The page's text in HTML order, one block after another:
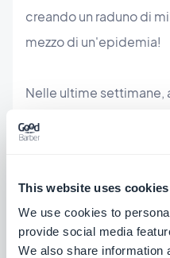
This website uses cookies
We use cookies to
provide social media
We also share information
creando un raduno di
mezzo di un'epidemia!
Nelle ultime
prepararci al meglio
remoto, senza
per tutti. Tenetevi
soprattutto cercate di
questa situazione si